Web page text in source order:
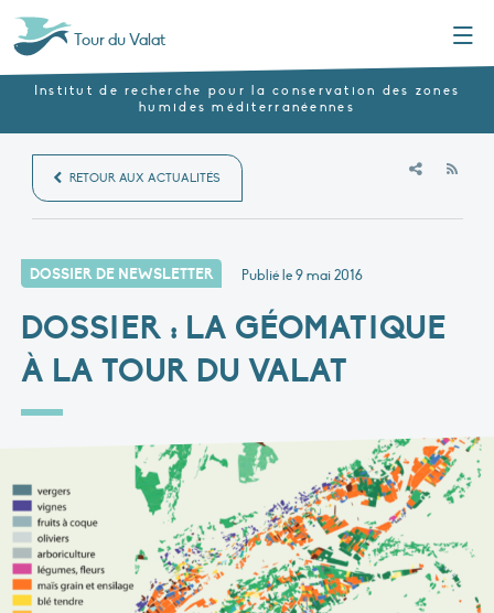
Tour du Valat
Institut de recherche pour la conservation des zones
humides méditerranéennes
RETOUR AUX ACTUALITÉS
DOSSIER DE NEWSLETTER Publié le9 mai 2016
DOSSIER : LA GÉOMATIQUE
À LA TOUR DU VALAT